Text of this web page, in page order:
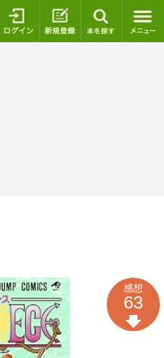
ログイン 新規登録
感想
63